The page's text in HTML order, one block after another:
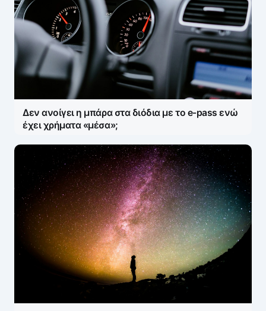
Δεν ανοίγει η μπάρα στα διόδια με το e-pass ενώ
έχει χρήματα «μέσα»;